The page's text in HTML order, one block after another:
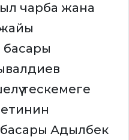
чарба жана
жайы
тескемеге
Адылбек